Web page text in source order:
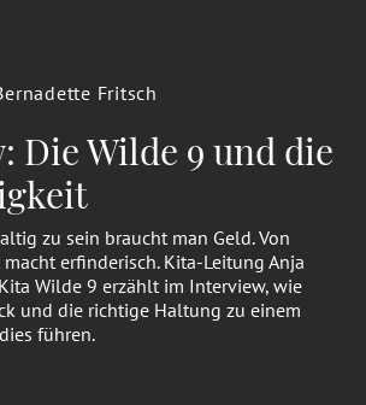
Fritsch
Die Wilde 9 und die
zu sein braucht man Geld. Von
erfinderisch. Kita-Leitung Anja
Wilde 9 erzählt im Interview, wie
und die richtige Haltung zu einem
führen.